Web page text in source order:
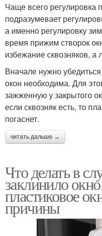
Чаще всего регулировка
подразумевает
а именно регулировку
время прижим створок
избежание сквозняков,
Вначале нужно
окон необходима. Для
зажженную у закрытого
если сквозняк есть, то
погаснет.
читать дальше →
Что делать в
заклинило
пластиковое
причины